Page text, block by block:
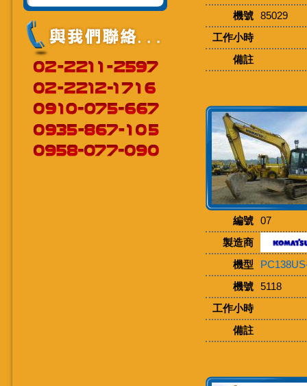
機號
85029
工作小時
備註
編號
07
製造商
機型
機號
5118
工作小時
備註